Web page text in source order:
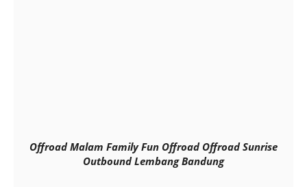
Offroad Malam Family Fun Offroad Offroad Sunrise
Outbound Lembang Bandung